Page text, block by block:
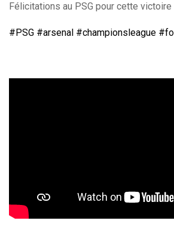
Félicitations au PSG pour cette
#PSG #arsenal #championsleague